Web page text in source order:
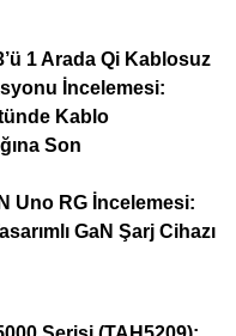
1 Arada Qi Kablosuz
İncelemesi:
Kablo
Son
Uno RG İncelemesi:
GaN Şarj Cihazı